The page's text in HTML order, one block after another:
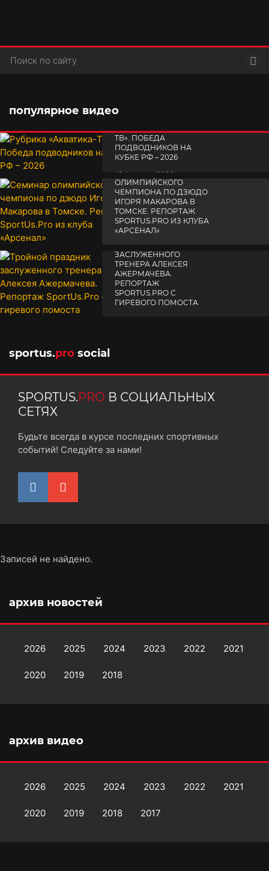
популярное видео
TВ». ПОБЕДА
ПОДВОДНИКОВ НА
КУБКЕ РФ – 2026
19 февраля 2026
СЕМИНАР
ОЛИМПИЙСКОГО
ЧЕМПИОНА ПО ДЗЮДО
ИГОРЯ МАКАРОВА В
ТОМСКЕ. РЕПОРТАЖ
SPORTUS.PRO ИЗ КЛУБА
«АРСЕНАЛ»
ЗАСЛУЖЕННОГО
ТРЕНЕРА АЛЕКСЕЯ
АЖЕРМАЧЕВА.
РЕПОРТАЖ
SPORTUS.PRO С
ГИРЕВОГО ПОМОСТА
sportus.pro social
SPORTUS.PRO В СОЦИАЛЬНЫХ
СЕТЯХ
Будьте всегда в курсе последних спортивных
событий! Следуйте за нами!
Записей не найдено.
архив новостей
2026 2025 2024 2023 2022 2021
2020 2019 2018
архив видео
2026 2025 2024 2023 2022 2021
2020 2019 2018 2017